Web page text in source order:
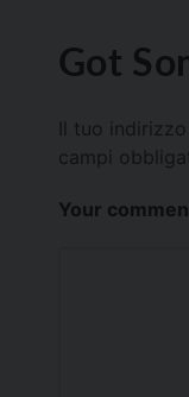
Got
Il tuo
campi
Your